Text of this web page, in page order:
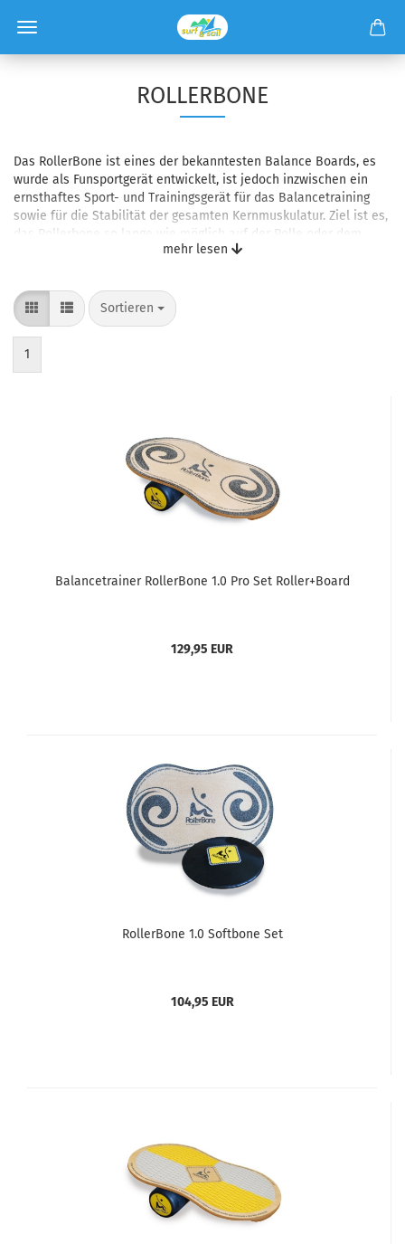
ROLLERBONE
Das RollerBone ist eines der bekanntesten Balance Boards, es
wurde als Funsportgerät entwickelt, ist jedoch inzwischen ein
ernsthaftes Sport- und Trainingsgerät für das Balancetraining
sowie für die Stabilität der gesamten Kernmuskulatur. Ziel ist es,
das Rollerbone so lange wie möglich auf der Rolle oder dem
Balance Kissen (SoftPad) zu balancieren, ohne dass das Board
mehr lesen
Sortieren
1
Balancetrainer RollerBone 1.0 Pro Set Roller+Board
129,95 EUR
RollerBone 1.0 Softbone Set
104,95 EUR